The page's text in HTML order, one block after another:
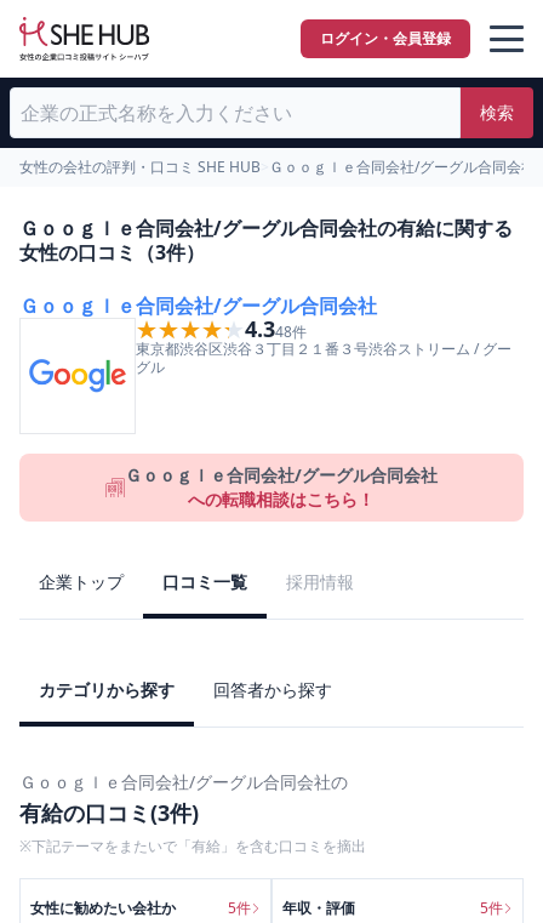
ログイン・会員登録
検索
女性の会社の評判・口コミ SHE HUB Ｇｏｏｇｌｅ合同会社/グーグル合同会社
Ｇｏｏｇｌｅ合同会社/グーグル合同会社の有給に関する
女性の口コミ（3件）
Ｇｏｏｇｌｅ合同会社/グーグル合同会社
★★★★★
★★★★★4.348件
東京都渋谷区渋谷３丁目２１番３号渋谷ストリーム /グー
グル
Ｇｏｏｇｌｅ合同会社/グーグル合同会社
への転職相談はこちら！
企業トップ 口コミ一覧 採用情報
カテゴリから探す 回答者から探す
Ｇｏｏｇｌｅ合同会社/グーグル合同会社の
有給の口コミ(3件)
※下記テーマをまたいで「有給 」を含む口コミを摘出
女性に勧めたい会社か 5件 年収・評価 5件